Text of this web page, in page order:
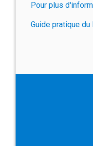
Pour plus
Guide pratique